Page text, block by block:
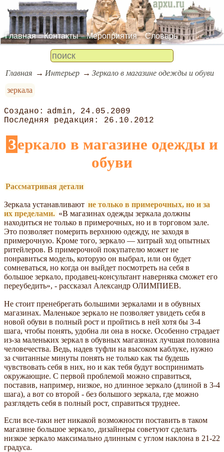
Главная Контакты Мероприятия Словарь
Главная Интерьер
Зеркало в магазине одежды и обуви
зеркала
admin
24.05.2009
26.10.2012
Зеркало в магазине одежды и
обуви
Рассматривая детали
Зеркала устанавливают не только в примерочных, но и за
их пределами. «В магазинах одежды зеркала должны
находиться не только в примерочных, но и в торговом зале.
Это позволяет померить верхнюю одежду, не заходя в
примерочную. Кроме того, зеркало — хитрый ход опытных
ритейлеров. В примерочной покупателю может не
понравиться модель, которую он выбрал, или он будет
сомневаться, но когда он выйдет посмотреть на себя в
большое зеркало, продавец-консультант наверняка сможет его
переубедить», - рассказал Александр ОЛИМПИЕВ.
Не стоит пренебрегать большими зеркалами и в обувных
магазинах. Маленькое зеркало не позволяет увидеть себя в
новой обуви в полный рост и пройтись в ней хотя бы 3-4
шага, чтобы понять, удобна ли она в носке. Особенно страдает
из-за маленьких зеркал в обувных магазинах лучшая половина
человечества. Ведь, надев туфли на высоком каблуке, нужно
за считанные минуты понять не только как ты будешь
чувствовать себя в них, но и как тебя будут воспринимать
окружающие. С первой проблемой можно справиться,
поставив, например, низкое, но длинное зеркало (длиной в 3-4
шага), а вот со второй - без большого зеркала, где можно
разглядеть себя в полный рост, справиться труднее.
Если все-таки нет никакой возможности поставить в таком
магазине большое зеркало, дизайнеры советуют сделать
низкое зеркало максимально длинным с углом наклона в 21-22
градуса.